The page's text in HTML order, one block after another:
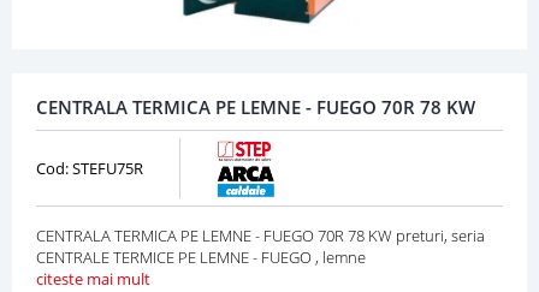
CENTRALA TERMICA PE LEMNE - FUEGO 70R 78 KW
Cod: STEFU75R
CENTRALA TERMICA PE LEMNE - FUEGO 70R 78 KW preturi, seria
CENTRALE TERMICE PE LEMNE - FUEGO , lemne
citeste mai mult